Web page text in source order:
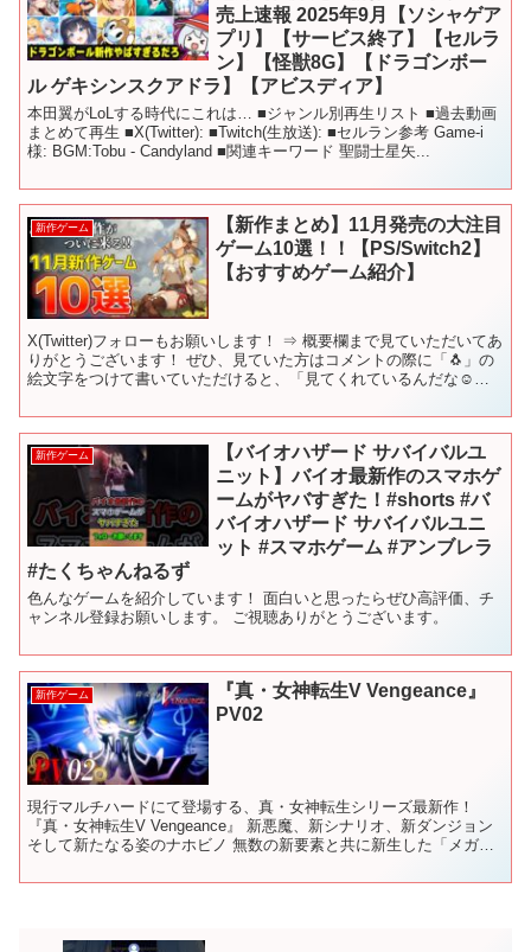
売上速報 2025年9月【ソシャゲア
プリ】【サービス終了】【セルラ
ン】【怪獣8G】【ドラゴンボー
ル ゲキシンスクアドラ】【アビスディア】
本田翼がLoLする時代にこれは… ■ジャンル別再生リスト ■過去動画
まとめて再生 ■X(Twitter): ■Twitch(生放送): ■セルラン参考 Game-i
様: BGM:Tobu - Candyland ■関連キーワード 聖闘士星矢...
新作ゲーム
【新作まとめ】11月発売の大注目
ゲーム10選！！【PS/Switch2】
【おすすめゲーム紹介】
X(Twitter)フォローもお願いします！ ⇒ 概要欄まで見ていただいてあ
りがとうございます！ ぜひ、見ていた方はコメントの際に「🐧」の
絵文字をつけて書いていただけると、「見てくれているんだな☺️」
新作ゲーム
【バイオハザード サバイバルユ
ニット】バイオ最新作のスマホゲ
ームがヤバすぎた！#shorts #バ
バイオハザード サバイバルユニ
ット #スマホゲーム #アンブレラ
#たくちゃんねるず
色んなゲームを紹介しています！ 面白いと思ったらぜひ高評価、チ
ャンネル登録お願いします。 ご視聴ありがとうございます。
新作ゲーム
『真・女神転生V Vengeance』
PV02
現行マルチハードにて登場する、真・女神転生シリーズ最新作！
『真・女神転生V Vengeance』 新悪魔、新シナリオ、新ダンジョン
そして新たなる姿のナホビノ 無数の新要素と共に新生した「メガテ